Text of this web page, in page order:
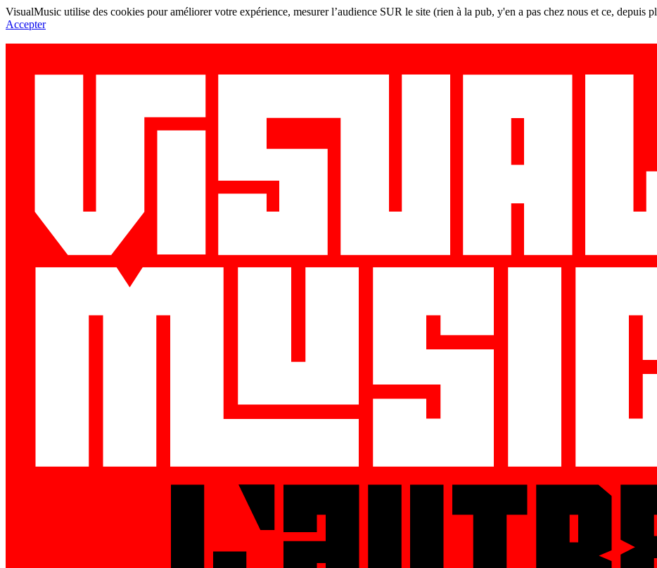
VisualMusic utilise des cookies pour améliorer votre expérience, mesurer l’audience SUR le site (rien à la pub, y'en a pas chez nous et ce, depuis
Accepter